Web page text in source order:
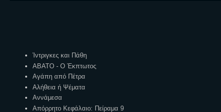
Ίντριγκες και Πάθη
ΑΒΑΤΟ - Ο Έκπτωτος
Αγάπη από Πέτρα
Αλήθεια ή Ψέματα
Αννάμεσα
Απόρρητο Κεφάλαιο: Πείραμα 9